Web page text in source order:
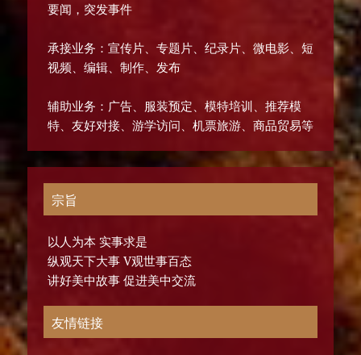
要闻，突发事件
承接业务：宣传片、专题片、纪录片、微电影、短
视频、编辑、制作、发布
辅助业务：广告、服装预定、模特培训、推荐模
特、友好对接、游学访问、机票旅游、商品贸易等
宗旨
以人为本 实事求是
纵观天下大事 V观世事百态
讲好美中故事 促进美中交流
友情链接